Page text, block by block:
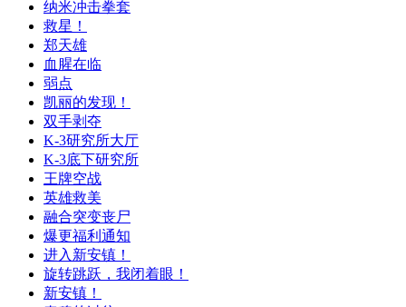
纳米冲击拳套
救星！
郑天雄
血腥在临
弱点
凯丽的发现！
双手剥夺
K-3研究所大厅
K-3底下研究所
王牌空战
英雄救美
融合突变丧尸
爆更福利通知
进入新安镇！
旋转跳跃，我闭着眼！
新安镇！